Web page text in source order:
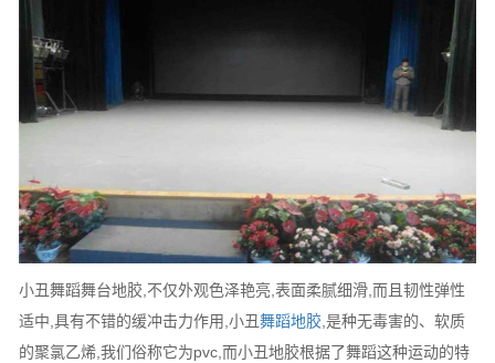
小丑舞蹈舞台地胶,不仅外观色泽艳亮,表面柔腻细滑,而且韧性弹性
适中,具有不错的缓冲击力作用,小丑舞蹈地胶 ,是种无毒害的、软质
的聚氯乙烯,我们俗称它为pvc,而小丑地胶根据了舞蹈这种运动的特